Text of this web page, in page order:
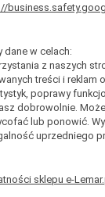
stopni
sztuki
zł*
dane w celach:
z naszych
treści i reklam
poprawy
dobrowolnie.
lub ponowić.
uprzedniego
sklepu e-